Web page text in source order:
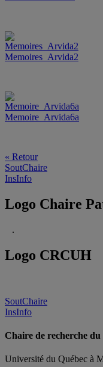
Memoires_Arvida2
Memoire_Arvida6a
« Retour
SoutChaire
InsInfo
Logo Chaire
.
Logo CRCUH
SoutChaire
InsInfo
Chaire de recherche
Université du Québec à